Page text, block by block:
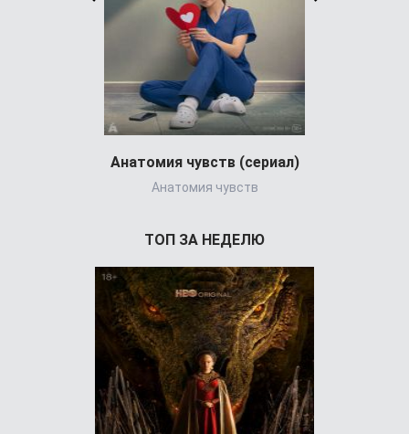
Анатомия чувств (сериал)
Анатомия чувств
ТОП ЗА НЕДЕЛЮ